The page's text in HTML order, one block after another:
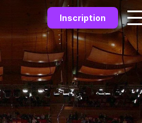
Inscription